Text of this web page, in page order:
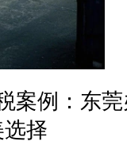
案例：东
择